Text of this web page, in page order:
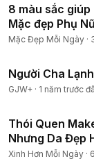
8 màu sắc
Mặc đẹp Phụ
Mặc Đẹp Mỗi Ngày ·
Người Cha
GJW+ · 1 năm trước
Thói Quen
Nhưng Da Đẹp
Xinh Hơn Mỗi Ngày ·